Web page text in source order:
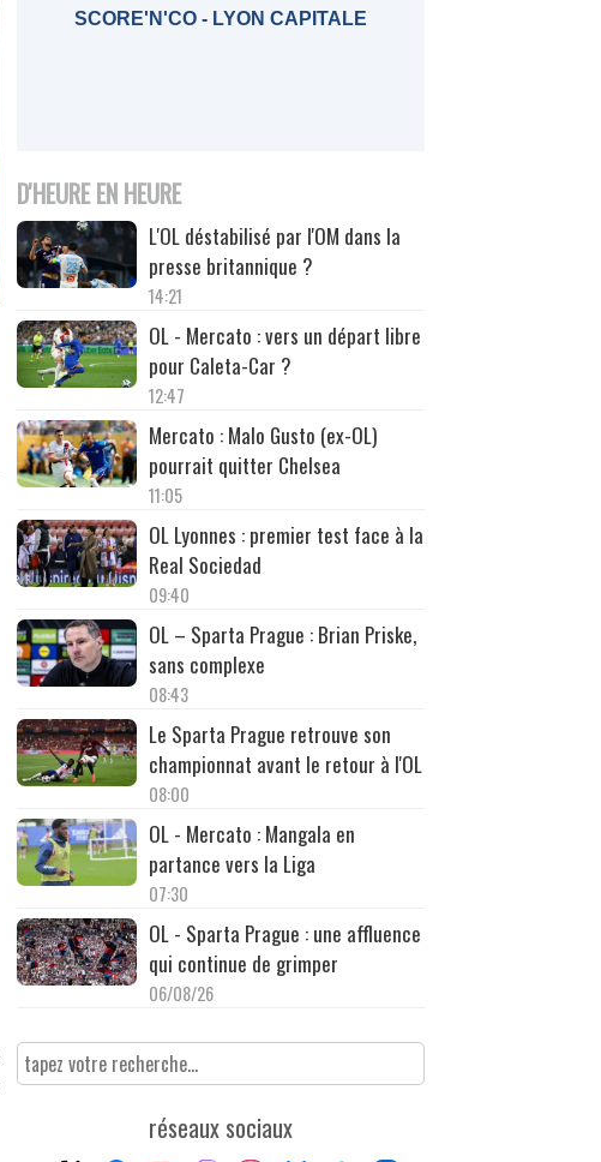
SCORE'N'CO - LYON CAPITALE
D'HEURE EN HEURE
L'OL déstabilisé par l'OM dans la
presse britannique ?
14:21
OL - Mercato : vers un départ libre
pour Caleta-Car ?
12:47
Mercato : Malo Gusto (ex-OL)
pourrait quitter Chelsea
11:05
OL Lyonnes : premier test face à la
Real Sociedad
09:40
OL – Sparta Prague : Brian Priske,
sans complexe
08:43
Le Sparta Prague retrouve son
championnat avant le retour à l'OL
08:00
OL - Mercato : Mangala en
partance vers la Liga
07:30
OL - Sparta Prague : une affluence
qui continue de grimper
06/08/26
réseaux sociaux